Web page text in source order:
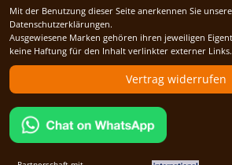
Mit der Benutzung dieser Seite anerkennen Sie unsere
Datenschutzerklärungen.
Ausgewiesene Marken gehören ihren jeweiligen
keine Haftung für den Inhalt verlinkter externer Links.
Vertrag widerrufen